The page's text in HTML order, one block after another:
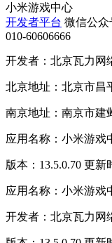
小米游戏中心
开发者平台 微信公众
010-60606666
开发者：北京瓦力网
北京地址：北京市昌
南京地址：南京市建
应用名称：小米游戏
版本：13.5.0.70 更新
应用名称：小米游戏
开发者：北京瓦力网